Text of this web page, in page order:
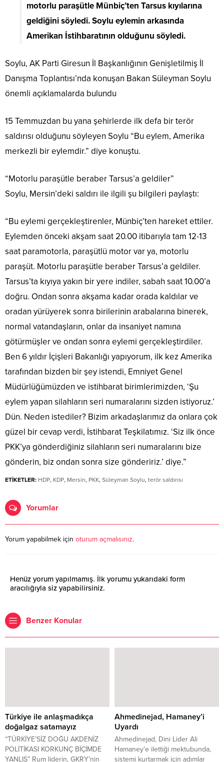
motorlu paraşütle Münbiç’ten Tarsus kıyılarına
geldiğini söyledi. Soylu eylemin arkasında
Amerikan İstihbaratının olduğunu söyledi.
Soylu, AK Parti Giresun İl Başkanlığının Genişletilmiş İl
Danışma Toplantısı’nda konuşan Bakan Süleyman Soylu
önemli açıklamalarda bulundu
15 Temmuzdan bu yana şehirlerde ilk defa bir terör
saldırısı olduğunu söyleyen Soylu “Bu eylem, Amerika
merkezli bir eylemdir.” diye konuştu.
“Motorlu paraşütle beraber Tarsus’a geldiler”
Soylu, Mersin’deki saldırı ile ilgili şu bilgileri paylaştı:
“Bu eylemi gerçekleştirenler, Münbiç’ten hareket ettiler.
Eylemden önceki akşam saat 20.00 itibarıyla tam 12-13
saat paramotorla, paraşütlü motor var ya, motorlu
paraşüt. Motorlu paraşütle beraber Tarsus’a geldiler.
Tarsus’ta kıyıya yakın bir yere indiler, sabah saat 10.00’a
doğru. Ondan sonra akşama kadar orada kaldılar ve
oradan yürüyerek sonra birilerinin arabalarına binerek,
normal vatandaşların, onlar da insaniyet namına
götürmüşler ve ondan sonra eylemi gerçekleştirdiler.
Ben 6 yıldır İçişleri Bakanlığı yapıyorum, ilk kez Amerika
tarafından bizden bir şey istendi, Emniyet Genel
Müdürlüğümüzden ve istihbarat birimlerimizden, ‘Şu
eylem yapan silahların seri numaralarını sizden istiyoruz.’
Dün. Neden istediler? Bizim arkadaşlarımız da onlara çok
güzel bir cevap verdi, İstihbarat Teşkilatımız. ‘Siz ilk önce
PKK’ya gönderdiğiniz silahların seri numaralarını bize
gönderin, biz ondan sonra size göndeririz.’ diye.”
ETİKETLER: HDP, KDP, Mersin, PKK, Süleyman Soylu, terör saldırısı
Yorumlar
Yorum yapabilmek için oturum açmalısınız.
Henüz yorum yapılmamış. İlk yorumu yukarıdaki form
aracılığıyla siz yapabilirsiniz.
Benzer Konular
Türkiye ile anlaşmadıkça
doğalgaz satamayız
“TÜRKİYE’SİZ DOĞU AKDENİZ
POLİTİKASI KORKUNÇ BİÇİMDE
YANLIŞ” Rum liderin, GKRY’nin
Ahmedinejad, Hamaney’i
Uyardı
Ahmedinejad, Dini Lider Ali
Hamaney’e ilettiği mektubunda,
sistemi kurtarmak için adımlar